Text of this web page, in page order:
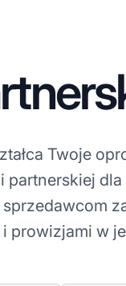
Twoje
partnerskiej dla
prowizjami w